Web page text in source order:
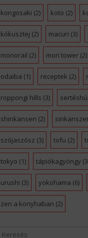
kongosaki (2) koto (2)
kókusztej (2) macuri (3)
monorail (2) mori tower(2)
odaiba (1) receptek (2)
roppongi hills (3)
shinkansen (2)
szójaszósz (3) tofu (2)
tokyo (1) tápiókagyöngy
urushi (3) yokohama (6)
zen a konyhaban (2)